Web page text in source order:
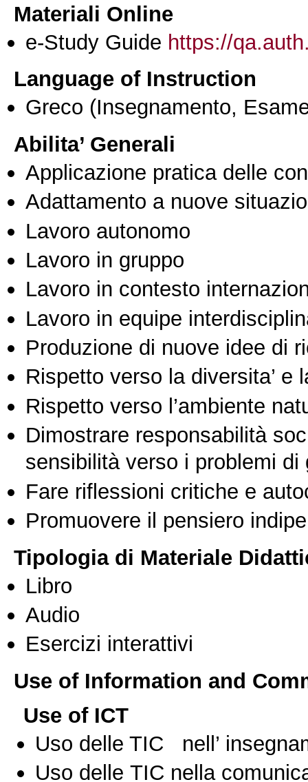
Materiali Online
e-Study Guide https://
Language of Instruction
Greco (Insegnamento,
Abilita’ Generali
Applicazione pratica delle
Adattamento a nuove
Lavoro autonomo
Lavoro in gruppo
Lavoro in contesto
Lavoro in equipe
Produzione di nuove idee di
Rispetto verso la diversita’ e
Rispetto verso l’ambiente
Dimostrare responsabilità
sensibilità verso i problemi di
Fare riflessioni critiche e
Promuovere il pensiero
Tipologia di Materiale
Libro
Audio
Esercizi interattivi
Use of Information and
Use of ICT
Uso delle TIC nell’
Uso delle TIC nella